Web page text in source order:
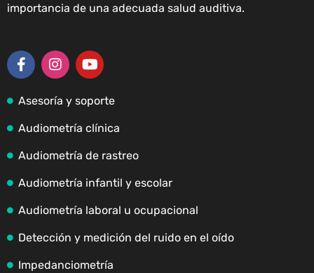
importancia de una adecuada salud auditiva.
Asesoría y soporte
Audiometría clínica
Audiometría de rastreo
Audiometría infantil y escolar
Audiometría laboral u ocupacional
Detección y medición del ruido en el oído
Impedanciometría